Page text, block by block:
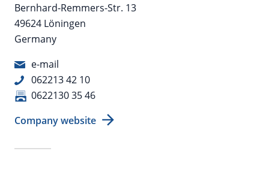
Bernhard-Remmers-Str. 13
49624 Löningen
Germany
e-mail
062213 42 10
0622130 35 46
Company website